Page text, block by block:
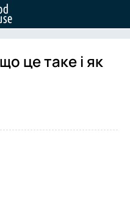
це таке і як